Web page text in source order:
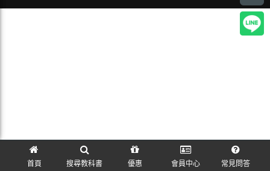
首頁 搜尋教科書 優惠 會員中心 常見問答